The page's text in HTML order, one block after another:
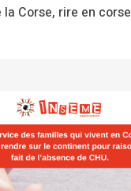
la Corse, rire en corse